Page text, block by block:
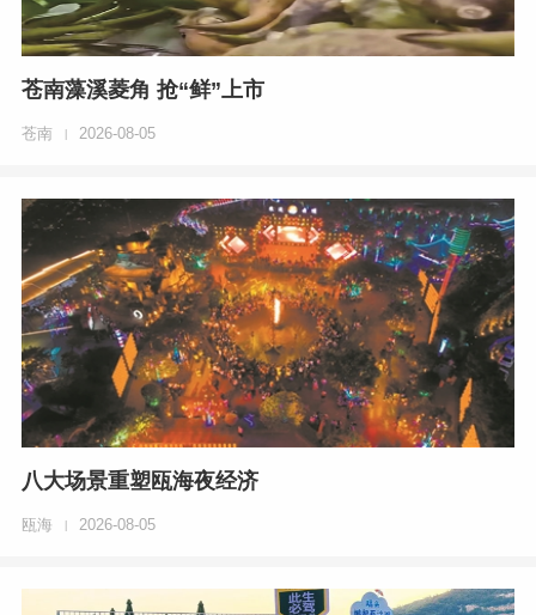
苍南藻溪菱角 抢“鲜”上市
苍南 | 2026-08-05
八大场景重塑瓯海夜经济
瓯海 | 2026-08-05